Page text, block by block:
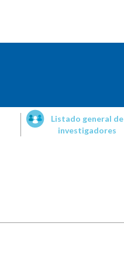
Listado general de
investigadores